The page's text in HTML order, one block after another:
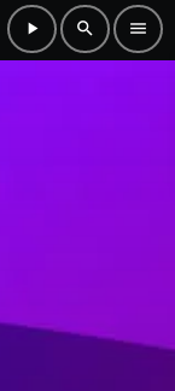
play_arrow search menu